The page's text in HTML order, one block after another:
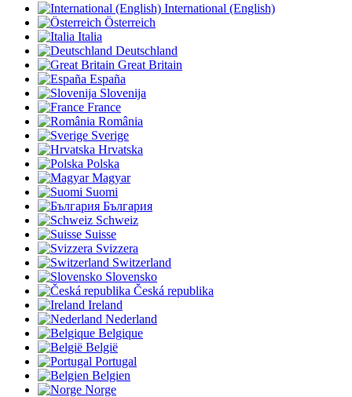
International (English)
Österreich
Italia
Deutschland
Great Britain
España
Slovenija
France
România
Sverige
Hrvatska
Polska
Magyar
Suomi
България
Schweiz
Suisse
Svizzera
Switzerland
Slovensko
Česká republika
Ireland
Nederland
Belgique
België
Portugal
Belgien
Norge